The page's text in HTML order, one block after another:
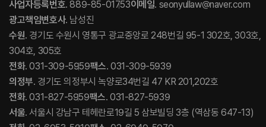
사업자등록번호. 889-85-01753이메일. seonyullaw@naver.com
광고책임변호사. 남성진
수원. 경기도 수원시 영통구 광교중앙로 248번길 95-1 302호, 303호,
304호, 305호
전화. 031-309-5959팩스. 031-309-5939
의정부. 경기도 의정부시 녹양로34번길 47 KR 201,202호
전화. 031-827-5959팩스. 031-827-5939
서울. 서울시 강남구 테헤란로19길 5 삼보빌딩 3층 (역삼동 647-13)